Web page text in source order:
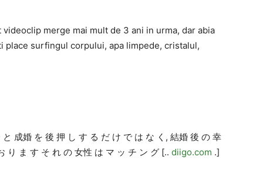
merge mai mult de 3 ani in urma, dar abia
place surfingul corpului, apa limpede, cristalul,
成婚 を 後 押 し す る だ け で は な く, 結婚 後 の 幸
り ま す そ れ の 女性 は マ ッ チ ン グ [.. diigo.com .]